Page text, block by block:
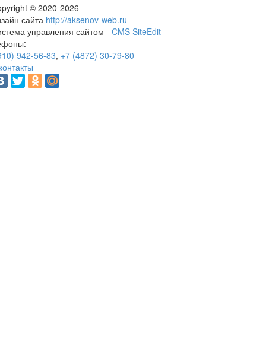
© 2020-2026
сайта http://aksenov-web.ru
управления сайтом - CMS SiteEdit
942-56-83, +7 (4872) 30-79-80